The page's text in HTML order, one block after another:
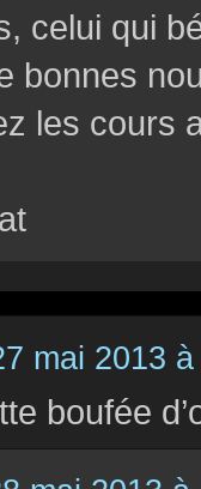
celui qui
bonnes
les cours
mai 2013
boufée